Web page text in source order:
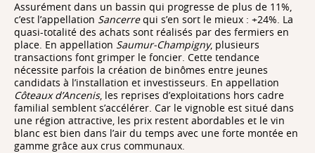
Assurément dans un bassin qui progresse de plus de 11%,
c’est l’appellation Sancerrequi s’en sort le mieux : +24%. La
quasi-totalité des achats sont réalisés par des fermiers en
place. En appellation Saumur-Champigny, plusieurs
transactions font grimper le foncier. Cette tendance
nécessite parfois la création de binômes entre jeunes
candidats à l’installation et investisseurs. En appellation
Côteaux d’Ancenis, les reprises d’exploitations hors cadre
familial semblent s’accélérer. Car le vignoble est situé dans
une région attractive, les prix restent abordables et le vin
blanc est bien dans l’air du temps avec une forte montée en
gamme grâce aux crus communaux.